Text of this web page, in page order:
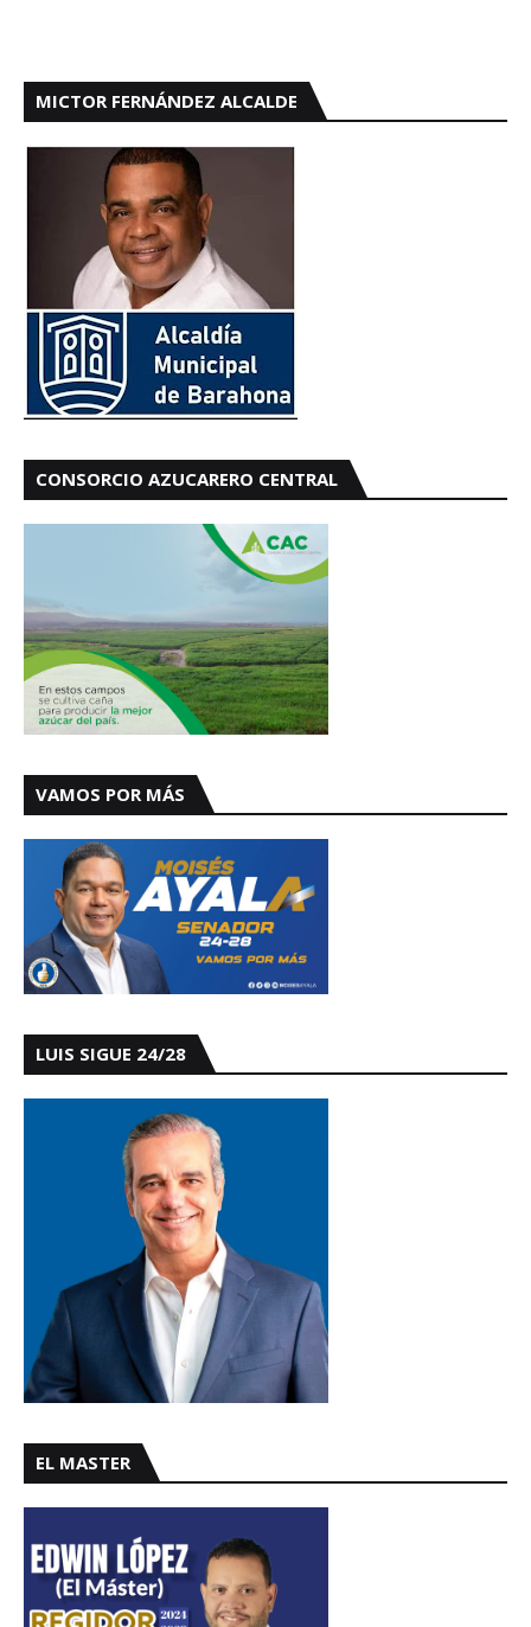
MICTOR FERNÁNDEZ ALCALDE
CONSORCIO AZUCARERO CENTRAL
VAMOS POR MÁS
LUIS SIGUE 24/28
EL MASTER